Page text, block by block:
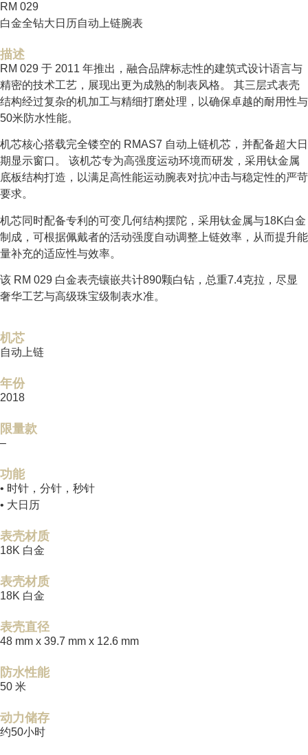
RM 029
白金全钻大日历自动上链腕表
描述
RM 029 于 2011 年推出，融合品牌标志性的建筑式设计语言与
精密的技术工艺，展现出更为成熟的制表风格。 其三层式表壳
结构经过复杂的机加工与精细打磨处理，以确保卓越的耐用性与
50米防水性能。
机芯核心搭载完全镂空的 RMAS7 自动上链机芯，并配备超大日
期显示窗口。 该机芯专为高强度运动环境而研发，采用钛金属
底板结构打造，以满足高性能运动腕表对抗冲击与稳定性的严苛
要求。
机芯同时配备专利的可变几何结构摆陀，采用钛金属与18K白金
制成，可根据佩戴者的活动强度自动调整上链效率，从而提升能
量补充的适应性与效率。
该 RM 029 白金表壳镶嵌共计890颗白钻，总重7.4克拉，尽显
奢华工艺与高级珠宝级制表水准。
机芯
自动上链
年份
2018
限量款
–
功能
• 时针，分针，秒针
• 大日历
表壳材质
18K 白金
表壳材质
18K 白金
表壳直径
48 mm x 39.7 mm x 12.6 mm
防水性能
50 米
动力储存
约50小时